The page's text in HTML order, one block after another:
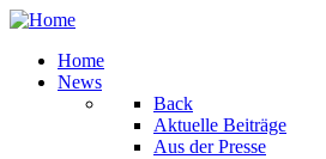
Home
News
Back
Aktuelle Beiträge
Aus der Presse